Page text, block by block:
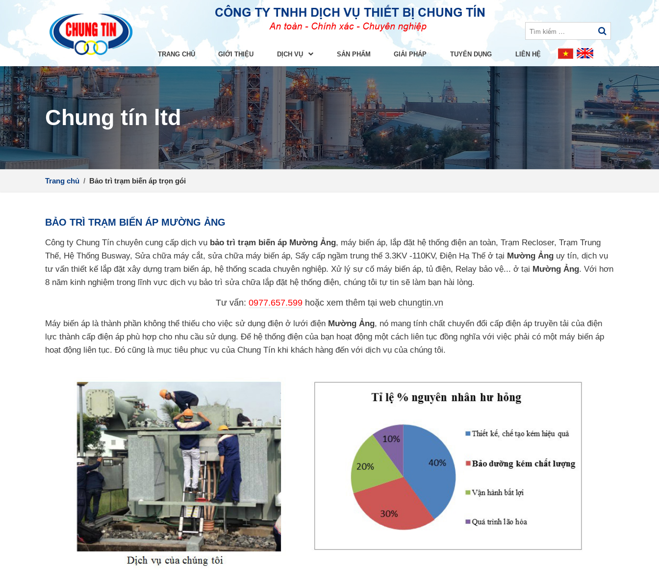
TRANG CHỦ GIỚI THIỆU DỊCH VỤ SẢN PHẨM GIẢI PHÁP TUYỂN DỤNG LIÊN HỆ
Chung tín ltd
Trang chủ / Bảo trì trạm biến áp trọn gói
BẢO TRÌ TRẠM BIẾN ÁP MƯỜNG ẢNG
Công ty Chung Tín chuyên cung cấp dịch vụ bảo trì trạm biến áp Mường Ảng, máy biến áp, lắp đặt hệ thống điện an toàn, Trạm Recloser, Trạm Trung
Thế, Hệ Thống Busway, Sửa chữa máy cắt, sửa chữa máy biến áp, Sấy cấp ngầm trung thế 3.3KV -110KV, Điện Hạ Thế ở tại Mường Ảng uy tín, dịch vụ
tư vấn thiết kế lắp đặt xây dựng trạm biến áp, hệ thống scada chuyên nghiệp. Xử lý sự cố máy biến áp, tủ điện, Relay bảo vệ... ở tại Mường Ảng. Với hơn
8 năm kinh nghiệm trong lĩnh vực dịch vụ bảo trì sửa chữa lắp đặt hệ thống điện, chúng tôi tự tin sẽ làm bạn hài lòng.
Tư vấn: 0977.657.599 hoặc xem thêm tại web chungtin.vn
Máy biến áp là thành phần không thể thiếu cho việc sử dụng điện ở lưới điện Mường Ảng, nó mang tính chất chuyển đổi cấp điện áp truyền tải của điện
lực thành cấp điện áp phù hợp cho nhu cầu sử dụng. Để hệ thống điện của bạn hoạt động một cách liên tục đồng nghĩa với việc phải có một máy biến áp
hoạt động liên tục. Đó cũng là mục tiêu phục vụ của Chung Tín khi khách hàng đến với dịch vụ của chúng tôi.